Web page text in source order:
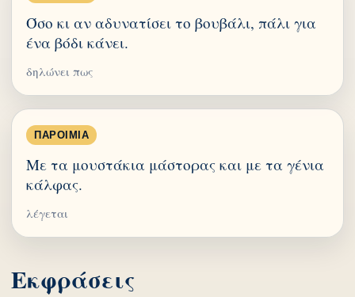
Όσο κι αν αδυνατίσει το βουβάλι, πάλι για
ένα βόδι κάνει.
δηλώνει πως
ΠΑΡΟΙΜΊΑ
Με τα μουστάκια μάστορας και με τα γένια
κάλφας.
λέγεται
Εκφράσεις